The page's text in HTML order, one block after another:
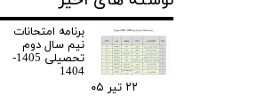
برنامه امتحانات
نیم سال دوم
تحصیلی 1405-
1404
۲۲ تیر ۰۵